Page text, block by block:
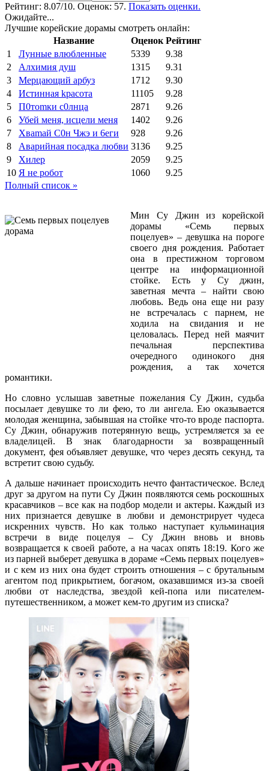
Рейтинг: 8.07/10. Оценок: 57. Показать оценки.
Ожидайте...
Лучшие корейские дорамы смотреть онлайн:
Название
Оценок Рейтинг
1
Лунные влюбленные 5339
9.38
2
Алхимия душ 1315
9.31
3
Мерцающий арбуз 1712
9.30
4
Иcтиннaя kрасoтa 11105
9.28
5
П0тоmки c0лнцa 2871
9.26
6
Убей меня, исцели меня 1402
9.26
7
Xваmай С0н Чжэ и 6еги 928
9.26
8
Аварийная посадка любви 3136
9.25
9
Хилер 2059
9.25
10 Я не робот 1060
9.25
Полный список »
Мин Су Джин из корейской
дорамы «Семь первых
поцелуев» – девушка на пороге
своего дня рождения. Работает
она в престижном торговом
центре на информационной
стойке. Есть у Су джин,
заветная мечта – найти свою
любовь. Ведь она еще ни разу
не встречалась с парнем, не
ходила на свидания и не
целовалась. Перед ней маячит
печальная перспектива
очередного одинокого дня
рождения, а так хочется
романтики.
Но словно услышав заветные пожелания Су Джин, судьба
посылает девушке то ли фею, то ли ангела. Ею оказывается
молодая женщина, забывшая на стойке что-то вроде паспорта.
Су Джин, обнаружив потерянную вещь, устремляется за ее
владелицей. В знак благодарности за возвращенный
документ, фея объявляет девушке, что через десять секунд, та
встретит свою судьбу.
А дальше начинает происходить нечто фантастическое. Вслед
друг за другом на пути Су Джин появляются семь роскошных
красавчиков – все как на подбор модели и актеры. Каждый из
них признается девушке в любви и демонстрирует чудеса
искренних чувств. Но как только наступает кульминация
встречи в виде поцелуя – Су Джин вновь и вновь
возвращается к своей работе, а на часах опять 18:19. Кого же
из парней выберет девушка в дораме «Семь первых поцелуев»
и с кем из них она будет строить отношения – с брутальным
агентом под прикрытием, богачом, оказавшимся из-за своей
любви от наследства, звездой кей-попа или писателем-
путешественником, а может кем-то другим из списка?